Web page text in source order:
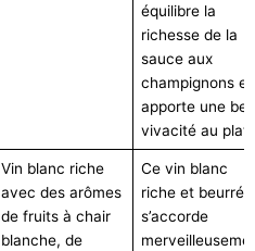
équilibre la
richesse de la
sauce aux
champignons et
apporte une
vivacité au plat.
Vin blanc riche
avec des arômes
de fruits à chair
blanche, de
Ce vin blanc
riche et beurré
s’accorde